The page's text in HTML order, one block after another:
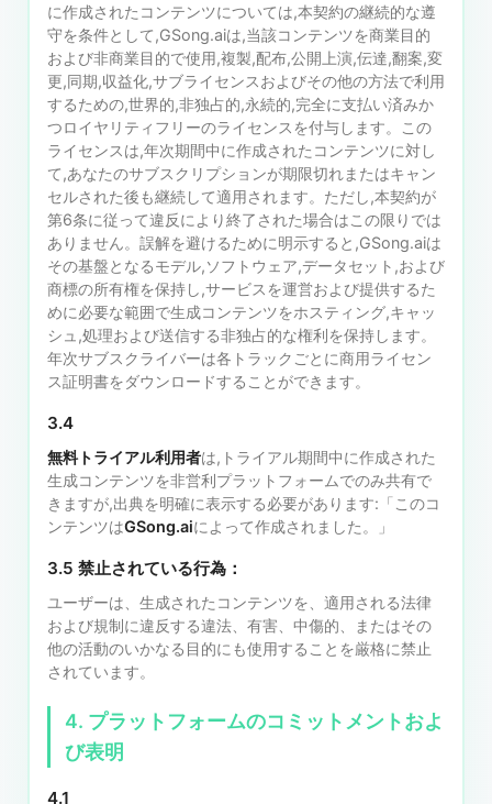
に作成されたコンテンツについては,本契約の継続的な遵
守を条件として,GSong.aiは,当該コンテンツを商業目的
および非商業目的で使用,複製,配布,公開上演,伝達,翻案,変
更,同期,収益化,サブライセンスおよびその他の方法で利用
するための,世界的,非独占的,永続的,完全に支払い済みか
つロイヤリティフリーのライセンスを付与します。この
ライセンスは,年次期間中に作成されたコンテンツに対し
て,あなたのサブスクリプションが期限切れまたはキャン
セルされた後も継続して適用されます。ただし,本契約が
第6条に従って違反により終了された場合はこの限りでは
ありません。誤解を避けるために明示すると,GSong.aiは
その基盤となるモデル,ソフトウェア,データセット,および
商標の所有権を保持し,サービスを運営および提供するた
めに必要な範囲で生成コンテンツをホスティング,キャッ
シュ,処理および送信する非独占的な権利を保持します。
年次サブスクライバーは各トラックごとに商用ライセン
ス証明書をダウンロードすることができます。
3.4
無料トライアル利用者は,トライアル期間中に作成された
生成コンテンツを非営利プラットフォームでのみ共有で
きますが,出典を明確に表示する必要があります:「このコ
ンテンツはGSong.aiによって作成されました。」
3.5 禁止されている行為：
ユーザーは、生成されたコンテンツを、適用される法律
および規制に違反する違法、有害、中傷的、またはその
他の活動のいかなる目的にも使用することを厳格に禁止
されています。
4. プラットフォームのコミットメントおよ
び表明
4.1